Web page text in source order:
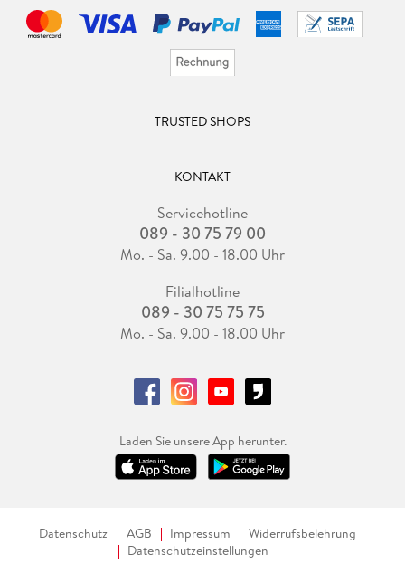
TRUSTED SHOPS
KONTAKT
Servicehotline
089 - 30 75 79 00
Mo. - Sa. 9.00 - 18.00 Uhr
Filialhotline
089 - 30 75 75 75
Mo. - Sa. 9.00 - 18.00 Uhr
Laden Sie unsere App herunter.
Datenschutz AGB Impressum
Widerrufsbelehrung
Datenschutzeinstellungen